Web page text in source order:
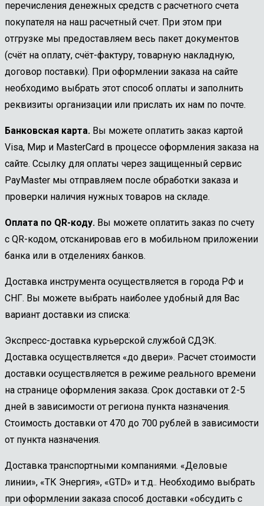
перечисления денежных средств с расчетного счета
покупателя на наш расчетный счет. При этом при
отгрузке мы предоставляем весь пакет документов
(счёт на оплату, счёт-фактуру, товарную накладную,
договор поставки). При оформлении заказа на сайте
необходимо выбрать этот способ оплаты и заполнить
реквизиты организации или прислать их нам по почте.
Банковская карта. Вы можете оплатить заказ картой
Visa, Мир и MasterCard в процессе оформления заказа на
сайте. Ссылку для оплаты через защищенный сервис
PayMaster мы отправляем после обработки заказа и
проверки наличия нужных товаров на складе.
Оплата по QR-коду. Вы можете оплатить заказ по счету
с QR-кодом, отсканировав его в мобильном приложении
банка или в отделениях банков.
Доставка инструмента осуществляется в города РФ и
СНГ. Вы можете выбрать наиболее удобный для Вас
вариант доставки из списка:
Экспресс-доставка курьерской службой СДЭК.
Доставка осуществляется «до двери». Расчет стоимости
доставки осуществляется в режиме реального времени
на странице оформления заказа. Срок доставки от 2-5
дней в зависимости от региона пункта назначения.
Стоимость доставки от 470 до 700 рублей в зависимости
от пункта назначения.
Доставка транспортными компаниями. «Деловые
линии», «ТК Энергия», «GTD» и т.д.. Необходимо выбрать
при оформлении заказа способ доставки «обсудить с